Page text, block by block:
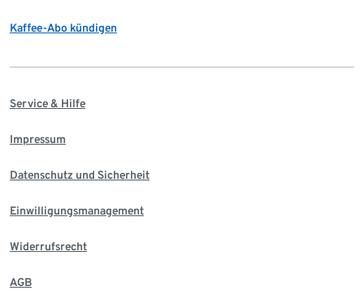
Kaffee-Abo kündigen
Service & Hilfe
Impressum
Datenschutz und Sicherheit
Einwilligungsmanagement
Widerrufsrecht
AGB